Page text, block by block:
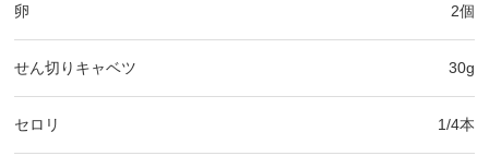
卵 2個
せん切りキャベツ 30g
セロリ 1/4本